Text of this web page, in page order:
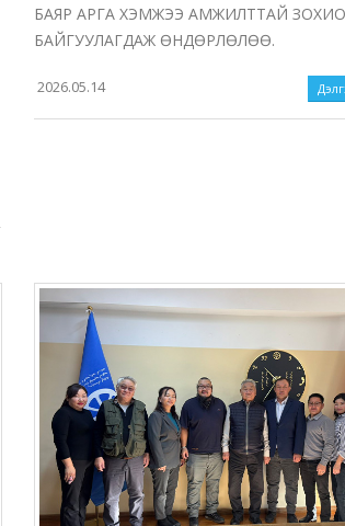
БАЯР АРГА ХЭМЖЭЭ АМЖИЛТТАЙ
БАЙГУУЛАГДАЖ ӨНДӨРЛӨЛӨӨ.
2026.05.14